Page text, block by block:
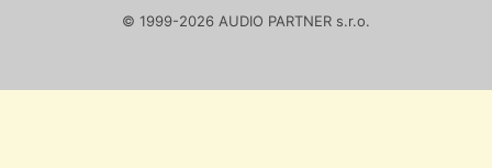
© 1999-2026 AUDIO PARTNER s.r.o.